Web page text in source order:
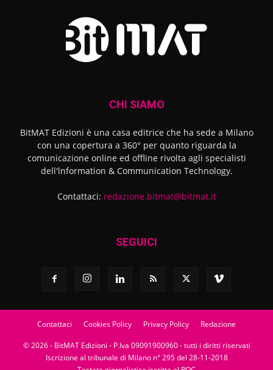
CHI SIAMO
BitMAT Edizioni è una casa editrice che ha sede a Milano
con una copertura a 360° per quanto riguarda la
comunicazione online ed offline rivolta agli specialisti
dell'lnformation & Communication Technology.
Contattaci: redazione.bitmat@bitmat.it
SEGUICI
Contattaci Cookies Policy Privacy Policy Redazione
© 2026 - BitMAT Edizioni - P.Iva 09091900960 - tutti i diritti riservati
Iscrizione al tribunale di Milano n° 295 del 28-11-2018